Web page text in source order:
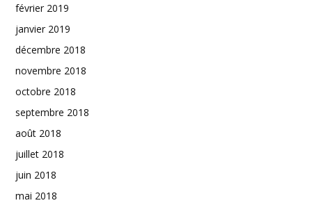
février 2019
janvier 2019
décembre 2018
novembre 2018
octobre 2018
septembre 2018
août 2018
juillet 2018
juin 2018
mai 2018